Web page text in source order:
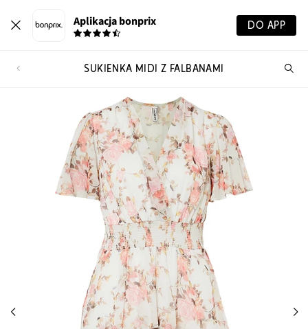
Aplikacja bonprix DO APP
SUKIENKA MIDI Z FALBANAMI